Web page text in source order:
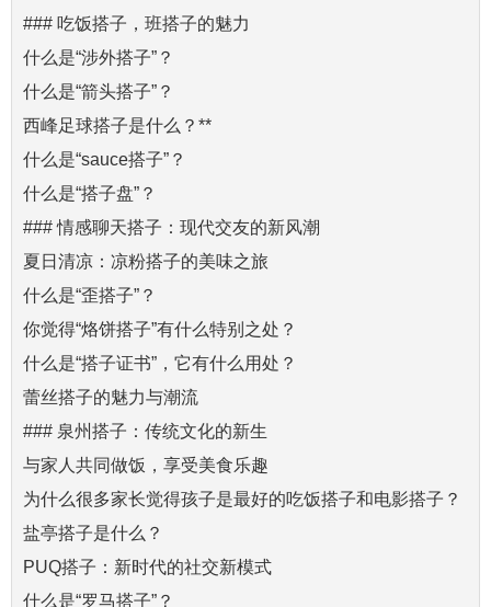
### 吃饭搭子，班搭子的魅力
什么是“涉外搭子”？
什么是“箭头搭子”？
西峰足球搭子是什么？**
什么是“sauce搭子”？
什么是“搭子盘”？
### 情感聊天搭子：现代交友的新风潮
夏日清凉：凉粉搭子的美味之旅
什么是“歪搭子”？
你觉得“烙饼搭子”有什么特别之处？
什么是“搭子证书”，它有什么用处？
蕾丝搭子的魅力与潮流
### 泉州搭子：传统文化的新生
与家人共同做饭，享受美食乐趣
为什么很多家长觉得孩子是最好的吃饭搭子和电影搭子？
盐亭搭子是什么？
PUQ搭子：新时代的社交新模式
什么是“罗马搭子”？